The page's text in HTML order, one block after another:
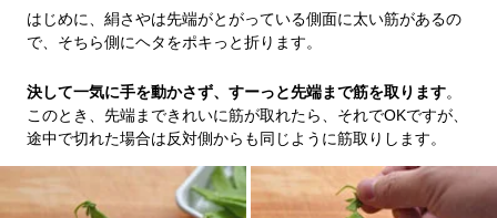
はじめに、絹さやは先端がとがっている側面に太い筋があるの
で、そちら側にヘタをポキっと折ります。
決して一気に手を動かさず、すーっと先端まで筋を取ります。
このとき、先端まできれいに筋が取れたら、それでOKですが、
途中で切れた場合は反対側からも同じように筋取りします。